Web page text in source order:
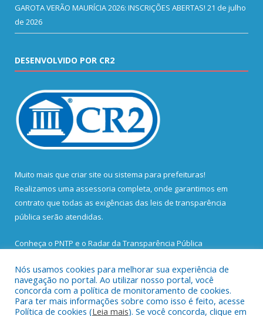
GAROTA VERÃO MAURÍCIA 2026: INSCRIÇÕES ABERTAS! 21 de julho
de 2026
DESENVOLVIDO POR CR2
Muito mais que criar site ou sistema para prefeituras!
Realizamos uma assessoria completa, onde garantimos em
contrato que todas as exigências das leis de transparência
pública serão atendidas.
Conheça o PNTP e o Radar da Transparência Pública
Todos os direitos reservados a Prefeitura Municipal de Santa
Nós usamos cookies para melhorar sua experiência de
navegação no portal. Ao utilizar nosso portal, você
concorda com a política de monitoramento de cookies.
Para ter mais informações sobre como isso é feito, acesse
Política de cookies (Leia mais). Se você concorda, clique em